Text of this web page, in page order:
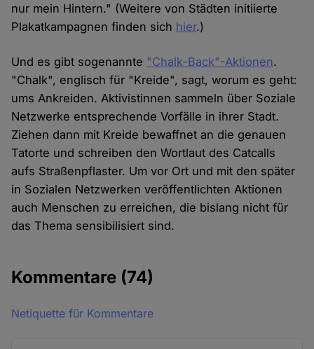
nur mein Hintern." (Weitere von Städten initiierte
Plakatkampagnen finden sich hier.)
Und es gibt sogenannte "Chalk-Back"-Aktionen.
"Chalk", englisch für "Kreide", sagt, worum es geht:
ums Ankreiden. Aktivistinnen sammeln über Soziale
Netzwerke entsprechende Vorfälle in ihrer Stadt.
Ziehen dann mit Kreide bewaffnet an die genauen
Tatorte und schreiben den Wortlaut des Catcalls
aufs Straßenpflaster. Um vor Ort und mit den später
in Sozialen Netzwerken veröffentlichten Aktionen
auch Menschen zu erreichen, die bislang nicht für
das Thema sensibilisiert sind.
Kommentare (74)
Netiquette für Kommentare